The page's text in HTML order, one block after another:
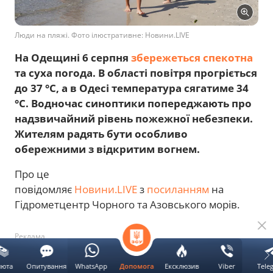
Люди на пляжі. Фото ілюстративне: Новини.LIVE
На Одещині 6 серпня збережеться спекотна
та суха погода. В області повітря прогріється
до 37 °С, а в Одесі температура сягатиме 34
°С. Водночас синоптики попереджають про
надзвичайний рівень пожежної небезпеки.
Жителям радять бути особливо
обережними з відкритим вогнем.
Про це
повідомляє Новини.LIVEз посиланням на
Гідрометцентр Чорного та Азовського морів.
Реклама
Допомога Ексклюзив Viber
Опитування WhatsApp